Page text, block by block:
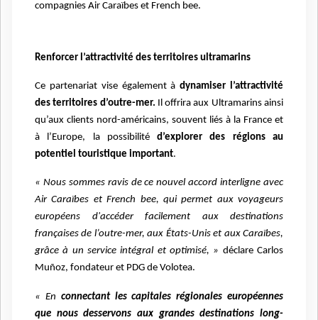
compagnies Air Caraïbes et French bee.
Renforcer l’attractivité des territoires ultramarins
Ce partenariat vise également àdynamiser l’attractivité
des territoires d’outre-mer. Il offrira aux Ultramarins ainsi
qu’aux clients nord-américains, souvent liés à la France et
à l’Europe, la possibilitéd’explorer des régions au
potentiel touristique important.
« Nous sommes ravis de ce nouvel accord interligne avec
Air Caraïbes et French bee, qui permet aux voyageurs
européens d'accéder facilement aux destinations
françaises de l’outre-mer, aux États-Unis et aux Caraïbes,
grâce à un service intégral et optimisé, » déclare Carlos
Muñoz, fondateur et PDG de Volotea.
« En connectant les capitales régionales européennes
que nous desservons aux grandes destinations long-